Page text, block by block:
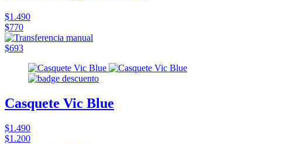
$1.490
$770
$693
Casquete Vic Blue
$1.490
$1.200